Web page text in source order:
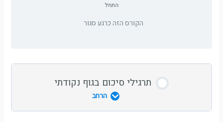
התחל
הקורס הזה כרגע סגור
תרגילי סיכום בגוף נקודתי
הרחב